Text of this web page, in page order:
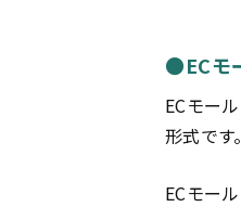
●ECモ
ECモー
形式です。
ECモー